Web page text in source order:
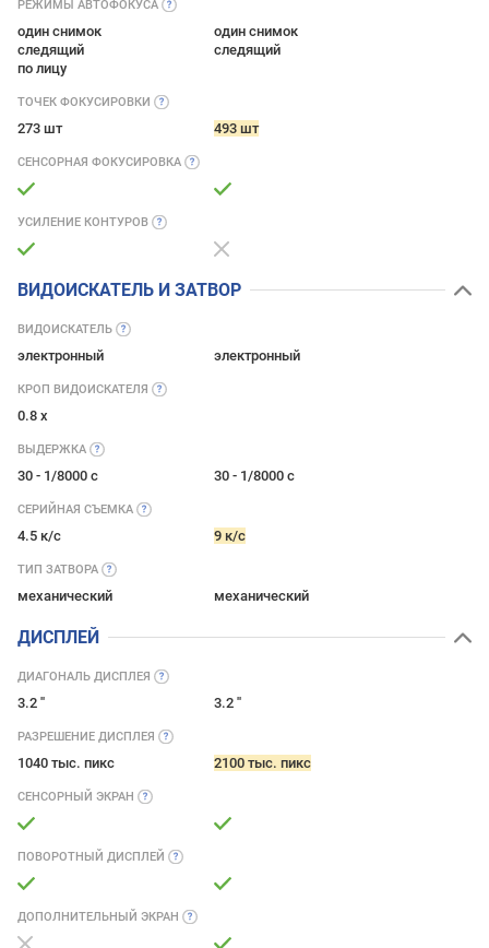
РЕЖИМЫ АВТОФОКУСА
один снимок
следящий
по лицу
один снимок
следящий
ТОЧЕК ФОКУСИРОВКИ
273 шт 493 шт
СЕНСОРНАЯ ФОКУСИРОВКА
УСИЛЕНИЕ КОНТУРОВ
ВИДОИСКАТЕЛЬ И ЗАТВОР
ВИДОИСКАТЕЛЬ
электронный электронный
КРОП ВИДОИСКАТЕЛЯ
0.8 x
ВЫДЕРЖКА
30 - 1/8000 с 30 - 1/8000 с
СЕРИЙНАЯ СЪЕМКА
4.5 к/с 9 к/с
ТИП ЗАТВОРА
механический механический
ДИСПЛЕЙ
ДИАГОНАЛЬ ДИСПЛЕЯ
3.2 '' 3.2 ''
РАЗРЕШЕНИЕ ДИСПЛЕЯ
1040 тыс. пикс 2100 тыс. пикс
СЕНСОРНЫЙ ЭКРАН
ПОВОРОТНЫЙ ДИСПЛЕЙ
ДОПОЛНИТЕЛЬНЫЙ ЭКРАН